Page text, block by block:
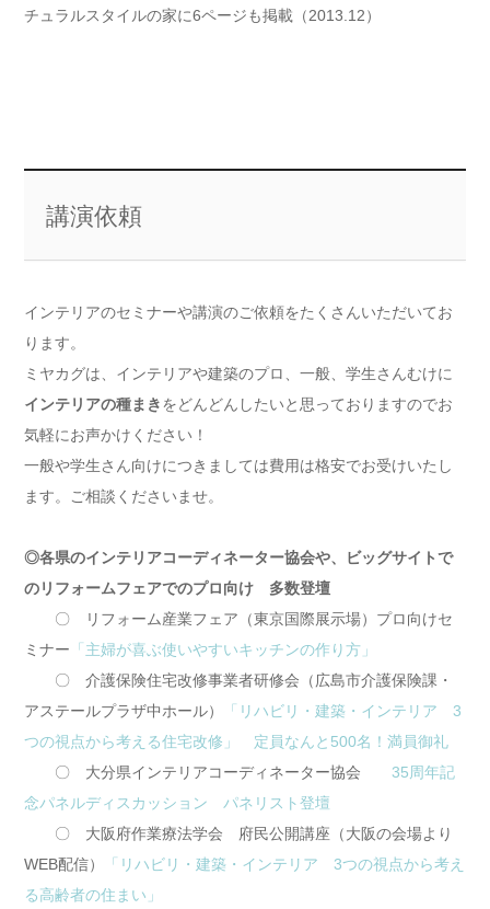
チュラルスタイルの家に6ページも掲載（2013.12）
講演依頼
インテリアのセミナーや講演のご依頼をたくさんいただいてお
ります。
ミヤカグは、インテリアや建築のプロ、一般、学生さんむけに
インテリアの種まきをどんどんしたいと思っておりますのでお
気軽にお声かけください！
一般や学生さん向けにつきましては費用は格安でお受けいたし
ます。ご相談くださいませ。
◎各県のインテリアコーディネーター協会や、ビッグサイトで
のリフォームフェアでのプロ向け 多数登壇
〇 リフォーム産業フェア（東京国際展示場）プロ向けセ
ミナー 「主婦が喜ぶ使いやすいキッチンの作り方」
〇 介護保険住宅改修事業者研修会（広島市介護保険課・
アステールプラザ中ホール）
「リハビリ・建築・インテリア 3
つの視点から考える住宅改修」 定員なんと500名！満員御礼
〇 大分県インテリアコーディネーター協会 35周年記
念パネルディスカッション パネリスト登壇
〇 大阪府作業療法学会 府民公開講座（大阪の会場より
WEB配信）
「リハビリ・建築・インテリア 3つの視点から考え
る高齢者の住まい」